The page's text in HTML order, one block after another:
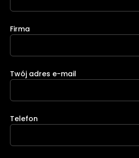
Firma
Twój adres e-mail
Telefon